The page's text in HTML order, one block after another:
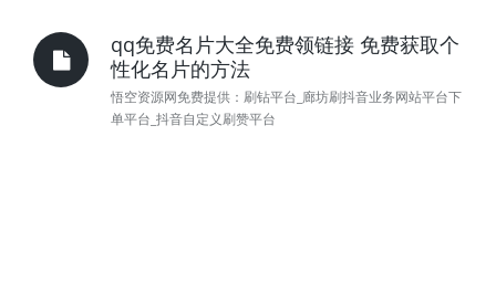
qq免费名片大全免费领链接 免费获取个
性化名片的方法
悟空资源网免费提供：刷钻平台_廊坊刷抖音业务网站平台下
单平台_抖音自定义刷赞平台